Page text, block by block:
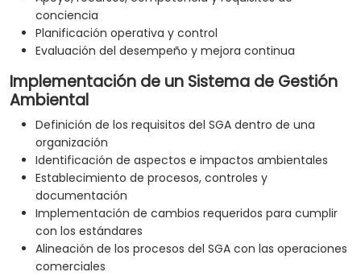
conciencia
Planificación operativa y control
Evaluación del desempeño y mejora continua
Implementación de un Sistema de Gestión
Ambiental
Definición de los requisitos del SGA dentro de una
organización
Identificación de aspectos e impactos ambientales
Establecimiento de procesos, controles y
documentación
Implementación de cambios requeridos para cumplir
con los estándares
Alineación de los procesos del SGA con las operaciones
comerciales